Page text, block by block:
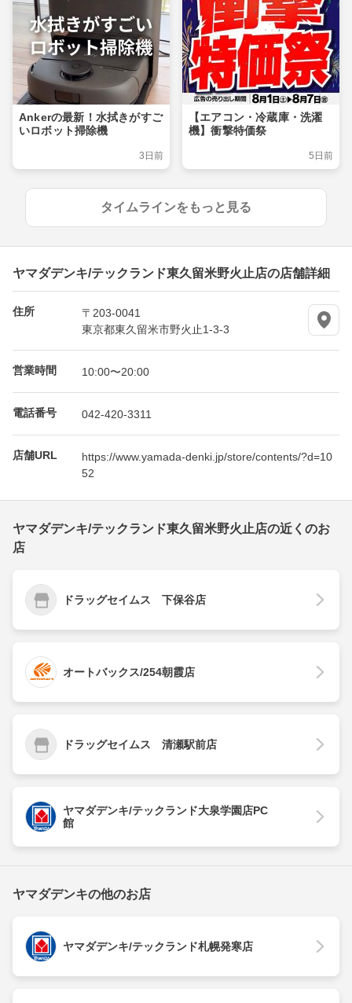
Ankerの最新！水拭きがすご
いロボット掃除機
3日前
【エアコン・冷蔵庫・洗濯
機】衝撃特価祭
5日前
タイムラインをもっと見る
ヤマダデンキ/テックランド東久留米野火止店の店舗詳細
住所
〒203-0041
東京都東久留米市野火止1-3-3
営業時間 10:00〜20:00
電話番号 042-420-3311
店舗URL
https://www.yamada-denki.jp/store/contents/?d=10
52
ヤマダデンキ/テックランド東久留米野火止店の近くのお
店
ドラッグセイムス 下保谷店
オートバックス/254朝霞店
ドラッグセイムス 清瀬駅前店
ヤマダデンキ/テックランド大泉学園店PC
館
ヤマダデンキの他のお店
ヤマダデンキ/テックランド札幌発寒店